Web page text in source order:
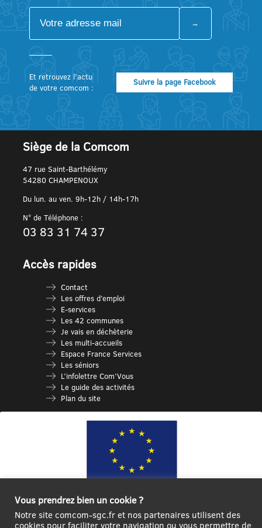
Et retrouvez l’actu
de votre comcom :
Suivre la page Facebook
Siège de la Comcom
47 rue Saint-Barthélémy
54280 CHAMPENOUX
Du lun. au ven. 9h-12h / 14h-17h
N° de Téléphone :
03 83 31 74 37
Accès rapides
Contact
Les offres d’emploi
E-services
Les 42 communes
Je vais en déchèterie
Les multi-accueils
Espace France Services
Les séniors
L’infolettre Com’Vous
Le guide des activités
Plan du site
Ce site internet a été cofinancé par l’Union européenne avec le Fonds
Européen de Développement Régional à hauteur de 12 572€
Vous prendrez bien un cookie ?
Notre site comcom-sgc.fr et nos partenaires utilisent des
cookies pour faciliter votre navigation ou vous permettre de